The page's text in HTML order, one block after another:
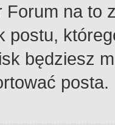
na to
postu,
będziesz
posta.